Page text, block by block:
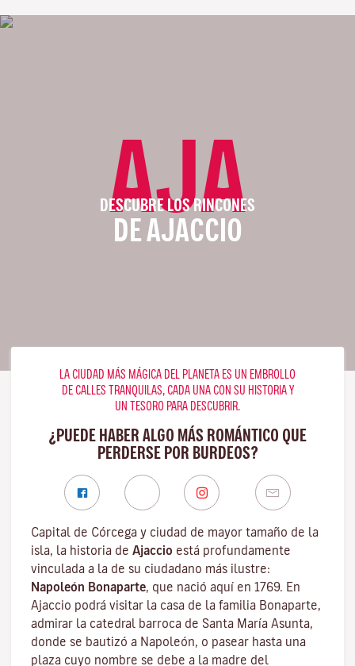
AJA
DESCUBRE LOS RINCONES
DE AJACCIO
LA CIUDAD MÁS MÁGICA DEL PLANETA ES UN EMBROLLO
DE CALLES TRANQUILAS, CADA UNA CON SU HISTORIA Y
UN TESORO PARA DESCUBRIR.
¿PUEDE HABER ALGO MÁS ROMÁNTICO QUE
PERDERSE POR BURDEOS?
Capital de Córcega y ciudad de mayor tamaño de la
isla, la historia de Ajaccio está profundamente
vinculada a la de su ciudadano más ilustre:
Napoleón Bonaparte, que nació aquí en 1769. En
Ajaccio podrá visitar la casa de la familia Bonaparte,
admirar la catedral barroca de Santa María Asunta,
donde se bautizó a Napoleón, o pasear hasta una
plaza cuyo nombre se debe a la madre del